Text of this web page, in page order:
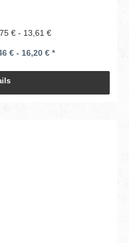
€ - 13,61 €
€ - 16,20 € *